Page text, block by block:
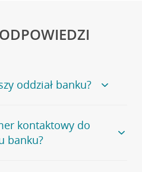
oddział banku?
banku, zapraszamy na
, na której znajduje się
kontaktowy do
banku?